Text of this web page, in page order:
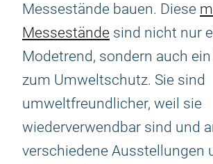
Messestände bauen. Diese
Messestände sind nicht nur
Modetrend, sondern auch
zum Umweltschutz. Sie sind
umweltfreundlicher, weil sie
wiederverwendbar sind und
verschiedene Ausstellungen